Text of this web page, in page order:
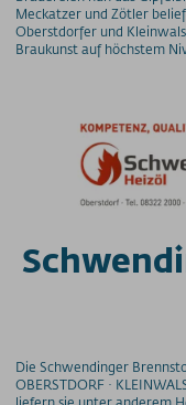
Meckatzer und Zötler
Oberstdorfer und
Braukunst auf höchstem
Die Schwendinger
OBERSTDORF ·